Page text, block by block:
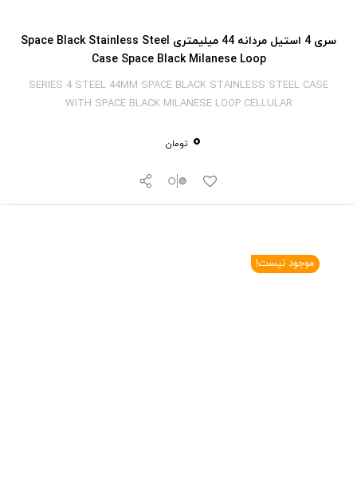
سری 4 استیل مردانه 44 میلیمتری Space Black Stainless Steel
Case Space Black Milanese Loop
SERIES 4 STEEL 44MM SPACE BLACK STAINLESS STEEL CASE
WITH SPACE BLACK MILANESE LOOP CELLULAR
0 تومان
موجود نیست!